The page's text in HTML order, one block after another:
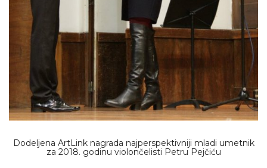
Dodeljena ArtLink nagrada najperspektivniji mladi umetnik
za 2018. godinu violončelisti Petru Pejčiću